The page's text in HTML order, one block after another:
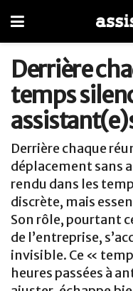
Derrière
temps
Derrière chaque
déplacement sans
rendu dans les
discrète, mais
Son rôle, pourtant
de l’entreprise,
invisible. Ce «
heures passées à